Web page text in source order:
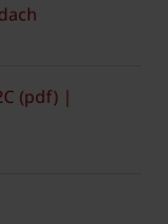
(pdf) |